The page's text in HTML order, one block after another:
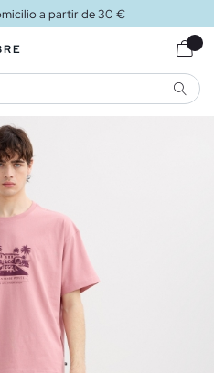
a partir de 30 €